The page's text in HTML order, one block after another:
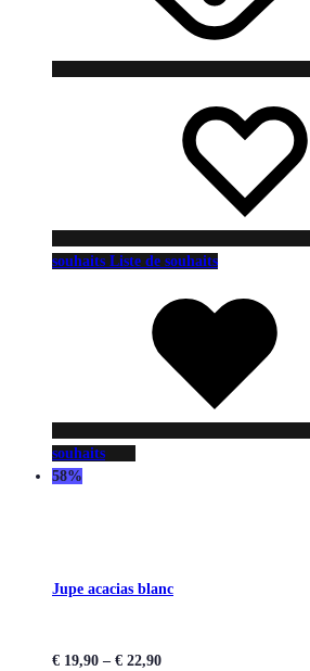
souhaits Liste de souhaits
souhaits
58%
Jupe acacias blanc
€ 19,90 – € 22,90